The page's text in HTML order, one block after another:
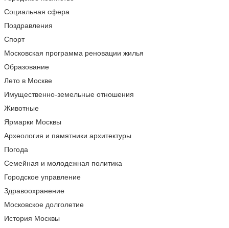
Социальная сфера
Поздравления
Спорт
Московская программа реновации жилья
Образование
Лето в Москве
Имущественно-земельные отношения
Животные
Ярмарки Москвы
Археология и памятники архитектуры
Погода
Семейная и молодежная политика
Городское управление
Здравоохранение
Московское долголетие
История Москвы